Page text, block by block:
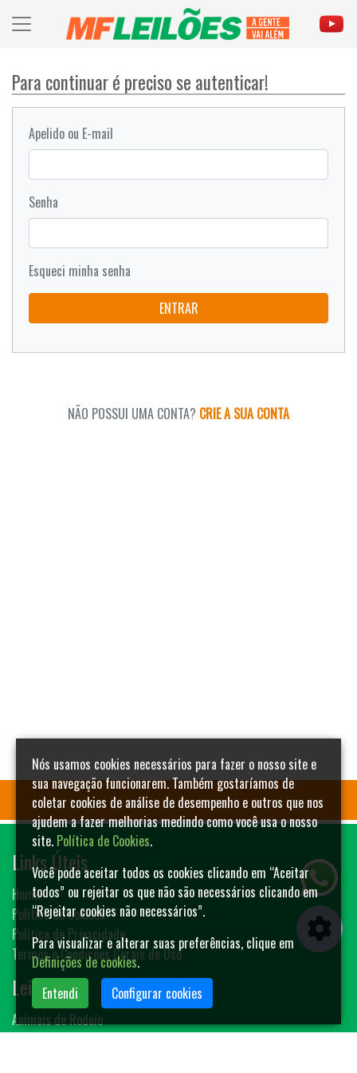
Para continuar é preciso se autenticar!
Apelido ou E-mail
Senha
Esqueci minha senha
ENTRAR
NÃO POSSUI UMA CONTA? CRIE A SUA CONTA
Links Úteis
Home
Política de Cookies
Política de Privacidade
Termos e Condições Gerais de Uso
Leilões
Animais de Rodeio
Nós usamos cookies necessários para fazer o nosso site e
sua navegação funcionarem. Também gostaríamos de
coletar cookies de análise de desempenho e outros que nos
ajudem a fazer melhorias medindo como você usa o nosso
site. Política de Cookies.
Você pode aceitar todos os cookies clicando em “Aceitar
todos” ou rejeitar os que não são necessários clicando em
“Rejeitar cookies não necessários”.
Para visualizar e alterar suas preferências, clique em
Definições de cookies.
Entendi
Configurar cookies